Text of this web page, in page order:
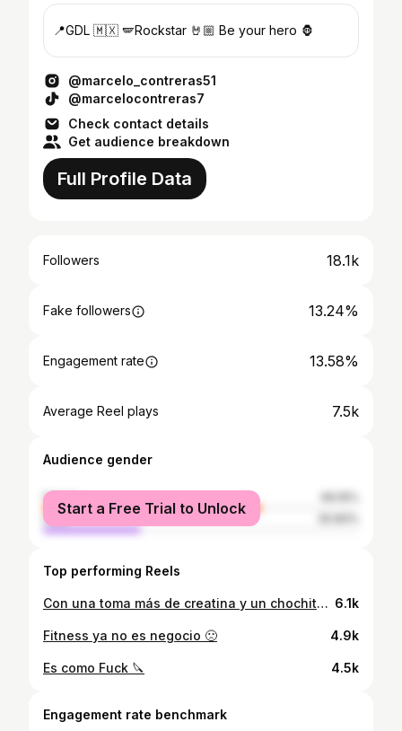
📍GDL 🇲🇽 🪽Rockstar 🤘🏼 Be your hero 🦍
@marcelo_contreras51
@marcelocontreras7
Check contact details
Get audience breakdown
Full Profile Data
Followers 18.1k
Fake followers 13.24%
Engagement rate 13.58%
Average Reel plays 7.5k
Audience gender
female
male
Start a Free Trial to Unlock
Top performing Reels
Con una toma más de creatina y un chochito queda • • • • #gym #fyp #viral #fitness #explore 6.1k
Fitness ya no es negocio 🙁 4.9k
Es como Fuck 🔪 4.5k
Engagement rate benchmark